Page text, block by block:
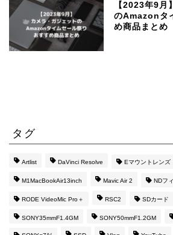
【2023年9月
のAmazonタ
め商品まとめ
タグ
Artlist DaVinci Resolve Eマウントレンズ
M1MacBookAir13inch Mavic Air 2 NDフ
RODE VideoMic Pro＋ RSC2 SDカード
SONY35mmF1.4GM SONY50mmF1.2GM